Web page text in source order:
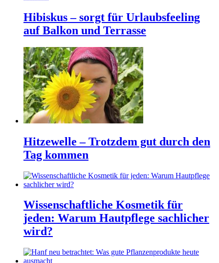
Hibiskus – sorgt für Urlaubsfeeling
auf Balkon und Terrasse
Hitzewelle – Trotzdem gut durch den
Tag kommen
Wissenschaftliche Kosmetik für
jeden: Warum Hautpflege sachlicher
wird?